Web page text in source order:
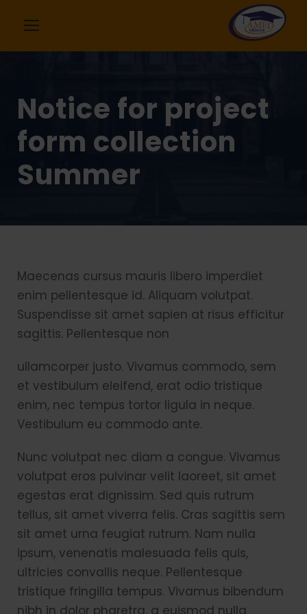
Notice for project
form collection
Summer
Maecenas cursus mauris libero imperdiet
enim pellentesque id. Aliquam volutpat.
Suspendisse sit amet sapien at risus efficitur
sagittis. Pellentesque non
ullamcorper justo. Vivamus commodo, sem
et vestibulum eleifend, erat odio tristique
enim, nec tempus tortor ligula in neque.
Vestibulum eu commodo ante.
Nunc volutpat nec diam a congue. Vivamus
volutpat eros pulvinar velit laoreet, sit amet
egestas erat dignissim. Sed quis rutrum
tellus, sit amet viverra felis. Cras sagittis sem
sit amet urna feugiat rutrum. Nam nulla
ipsum, venenatis malesuada felis quis,
ultricies convallis neque. Pellentesque
tristique fringilla tempus. Vivamus bibendum
nibh in dolor pharetra, a euismod nulla